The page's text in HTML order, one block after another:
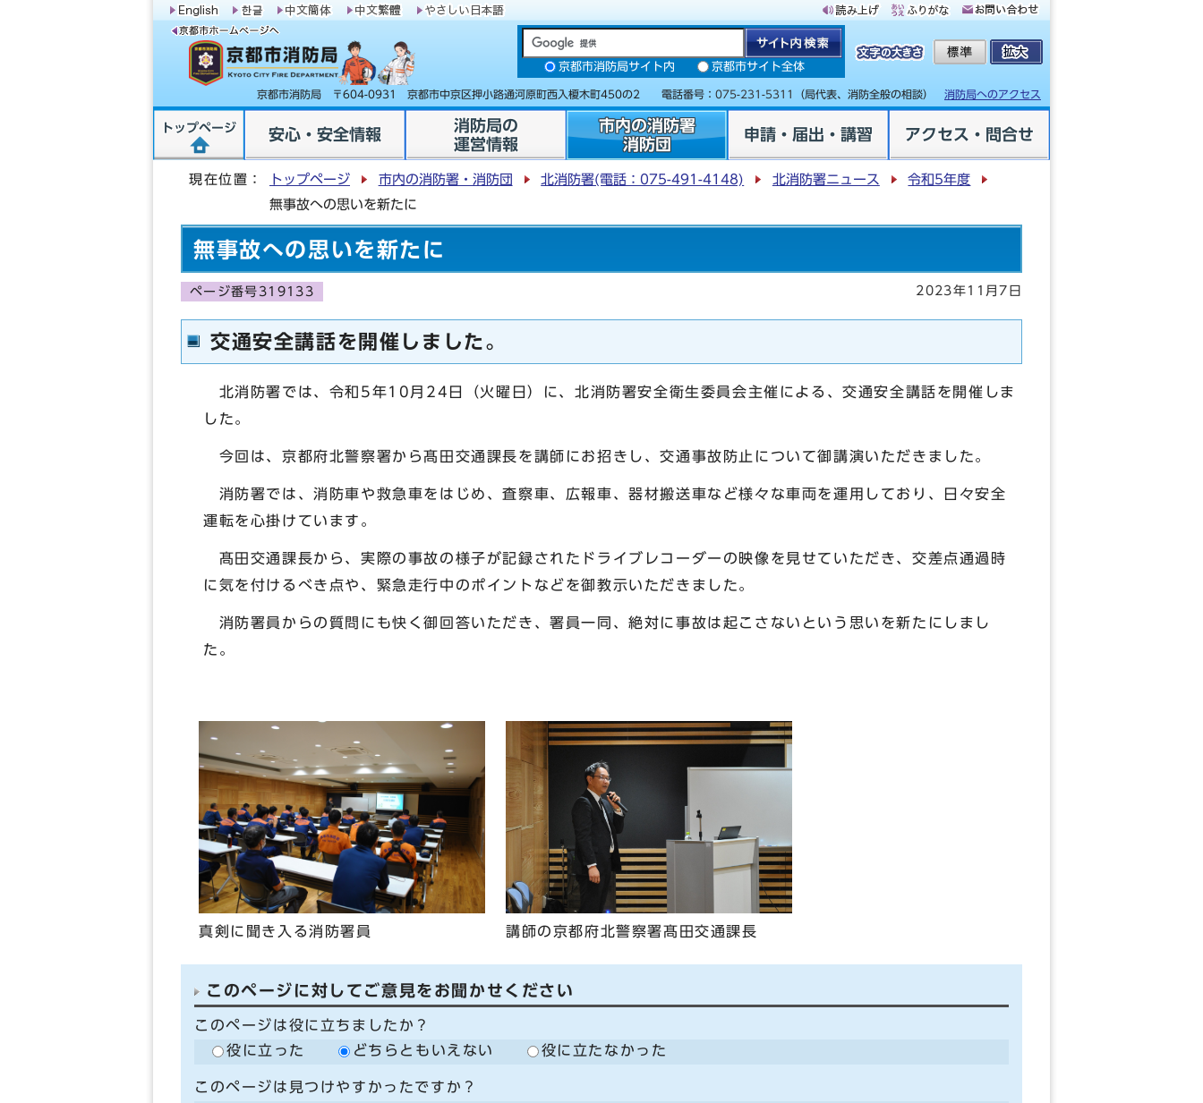
京都市消防局サイト内 京都市サイト全体
京都市消防局 〒604-0931 京都市中京区押小路通河原町西入榎木町450の2 電話番号： 075-231-5311 （局代表、消防全般の相談） 消防局へのアクセス
トップページ 安心・安全情報
消防局の
運営情報
市内の消防署
消防団
申請・届出・講習 アクセス・問合せ
現在位置： トップページ 市内の消防署・消防団 北消防署(電話：075-491-4148) 北消防署ニュース
令和5年度
無事故への思いを新たに
無事故への思いを新たに
ページ番号319133 2023年11月7日
交通安全講話を開催しました。
北消防署では、令和5年10月24日（火曜日）に、北消防署安全衛生委員会主催による、交通安全講話を開催しま
した。
今回は、京都府北警察署から髙田交通課長を講師にお招きし、交通事故防止について御講演いただきました。
消防署では、消防車や救急車をはじめ、査察車、広報車、器材搬送車など様々な車両を運用しており、日々安全
運転を心掛けています。
髙田交通課長から、実際の事故の様子が記録されたドライブレコーダーの映像を見せていただき、交差点通過時
に気を付けるべき点や、緊急走行中のポイントなどを御教示いただきました。
消防署員からの質問にも快く御回答いただき、署員一同、絶対に事故は起こさないという思いを新たにしまし
た。
真剣に聞き入る消防署員 講師の京都府北警察署髙田交通課長
このページに対してご意見をお聞かせください
このページは役に立ちましたか？
役に立った
どちらともいえない 役に立たなかった
このページは見つけやすかったですか？